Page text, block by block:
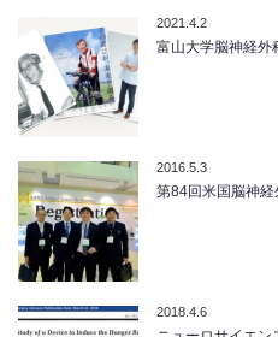
2021.4.2
富山大学脳神経外
2016.5.3
第84回米国脳神
2018.4.6